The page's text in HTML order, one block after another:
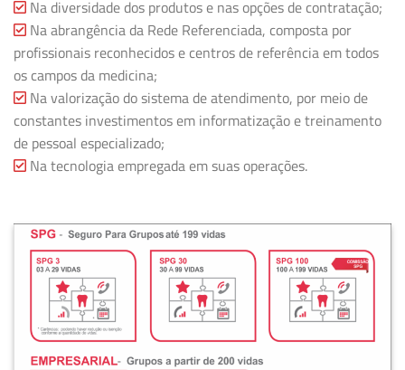
Na diversidade dos produtos e nas opções de contratação;
Na abrangência da Rede Referenciada, composta por
profissionais reconhecidos e centros de referência em todos
os campos da medicina;
Na valorização do sistema de atendimento, por meio de
constantes investimentos em informatização e treinamento
de pessoal especializado;
Na tecnologia empregada em suas operações.